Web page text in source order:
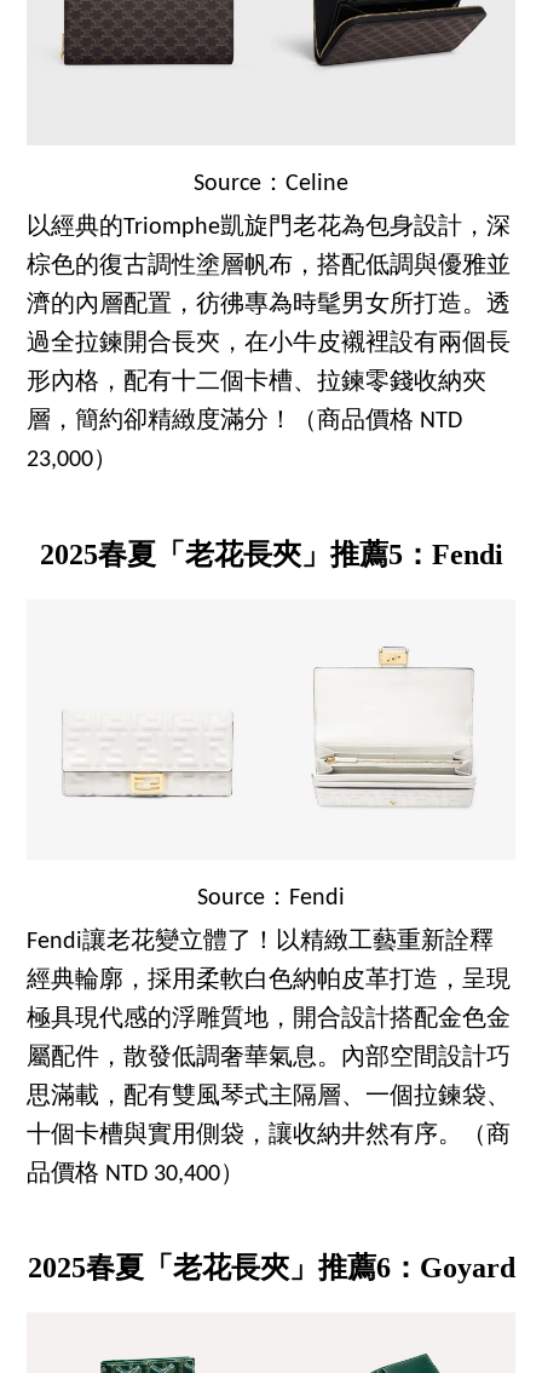
Source：Celine
以經典的Triomphe凱旋門老花為包身設計，深
棕色的復古調性塗層帆布，搭配低調與優雅並
濟的內層配置，彷彿專為時髦男女所打造。透
過全拉鍊開合長夾，在小牛皮襯裡設有兩個長
形內格，配有十二個卡槽、拉鍊零錢收納夾
層，簡約卻精緻度滿分！（商品價格 NTD
23,000）
2025春夏「老花長夾」推薦5：Fendi
Source：Fendi
Fendi讓老花變立體了！以精緻工藝重新詮釋
經典輪廓，採用柔軟白色納帕皮革打造，呈現
極具現代感的浮雕質地，開合設計搭配金色金
屬配件，散發低調奢華氣息。內部空間設計巧
思滿載，配有雙風琴式主隔層、一個拉鍊袋、
十個卡槽與實用側袋，讓收納井然有序。（商
品價格 NTD 30,400）
2025春夏「老花長夾」推薦6：Goyard